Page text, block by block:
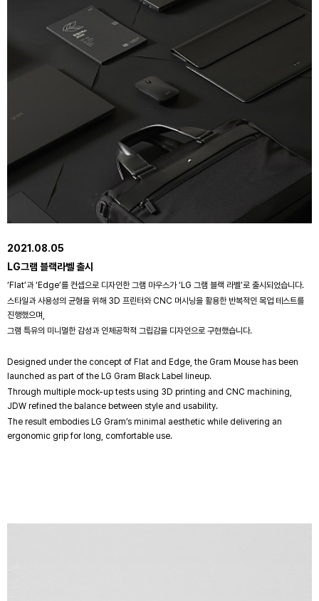
2021.08.05
LG그램 블랙라벨 출시
‘Flat’과 ‘Edge’를 컨셉으로 디자인한 그램 마우스가 ‘LG 그램 블랙 라벨’로 출시되었습니다.
스타일과 사용성의 균형을 위해 3D 프린터와 CNC 머시닝을 활용한 반복적인 목업 테스트를
진행했으며,
그램 특유의 미니멀한 감성과 인체공학적 그립감을 디자인으로 구현했습니다.
Designed under the concept of Flat and Edge, the Gram Mouse has been
launched as part of the LG Gram Black Label lineup.
Through multiple mock-up tests using 3D printing and CNC machining,
JDW refined the balance between style and usability.
The result embodies LG Gram’s minimal aesthetic while delivering an
ergonomic grip for long, comfortable use.